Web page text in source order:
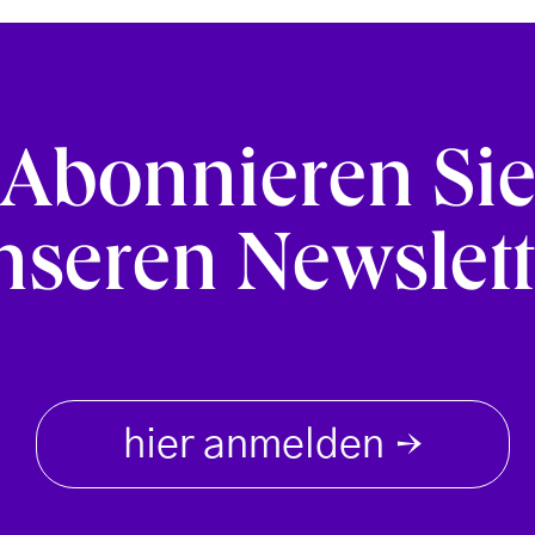
Abonnieren Sie
hier anmelden →